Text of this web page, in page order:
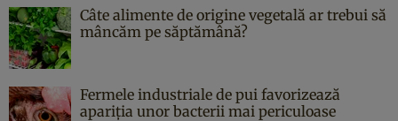
Câte alimente de origine vegetală ar trebui să
mâncăm pe săptămână?
Fermele industriale de pui favorizează
apariția unor bacterii mai periculoase